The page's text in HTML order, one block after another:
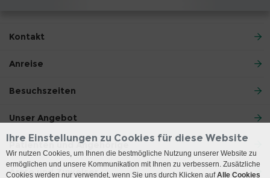
Kontakt
Anreise
Besuchszeiten
Unser Angebot
Patienten und Angehörige
Ärzte und Zuweiser
Ihre Einstellungen zu Cookies für diese Website
Wir nutzen Cookies, um Ihnen die bestmögliche Nutzung unserer Website zu
ermöglichen und unsere Kommunikation mit Ihnen zu verbessern. Zusätzliche
Cookies werden nur verwendet, wenn Sie uns durch Klicken aufAlle Cookies